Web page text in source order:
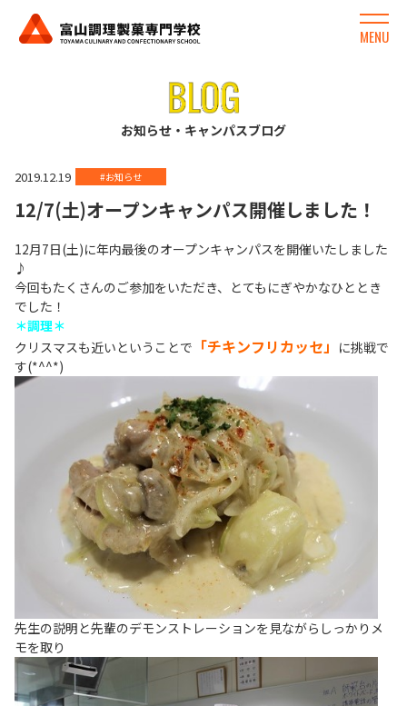
MENU
お知らせ・キャンパスブログ
2019.12.19 #お知らせ
12/7(土)オープンキャンパス開催しました！
12月7日(土)に年内最後のオープンキャンパスを開催いたしました
♪
今回もたくさんのご参加をいただき、とてもにぎやかなひととき
でした！
＊調理＊
クリスマスも近いということで 「チキンフリカッセ」 に挑戦で
す(*^^*)
先生の説明と先輩のデモンストレーションを見ながらしっかりメ
モを取り